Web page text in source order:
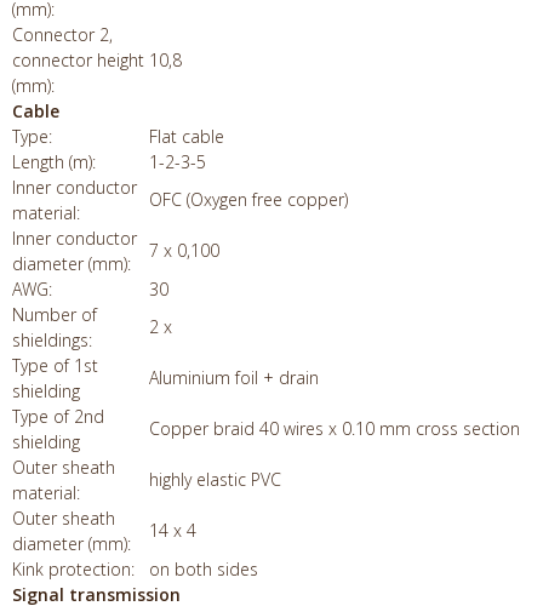
(mm):
Connector 2,
connector height
(mm):
10,8
Cable
Type:
Flat cable
Length (m):
1-2-3-5
Inner conductor
material:
OFC (Oxygen free copper)
Inner conductor
diameter (mm):
7 x 0,100
AWG:
30
Number of
shieldings:
2 x
Type of 1st
shielding
Aluminium foil + drain
Type of 2nd
shielding
Copper braid 40 wires x 0.10 mm cross section
Outer sheath
material:
highly elastic PVC
Outer sheath
diameter (mm):
14 x 4
Kink protection:
on both sides
Signal transmission